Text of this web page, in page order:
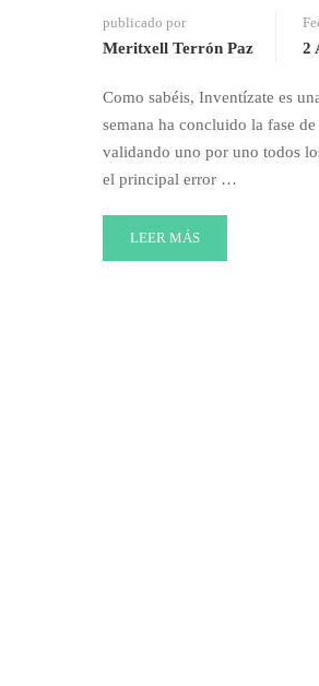
publicado por
Meritxell Terrón Paz 2
Como sabéis, Inventízate es
semana ha concluido la fase
validando uno por uno todos
el principal error …
READ
MORE
LEER MÁS